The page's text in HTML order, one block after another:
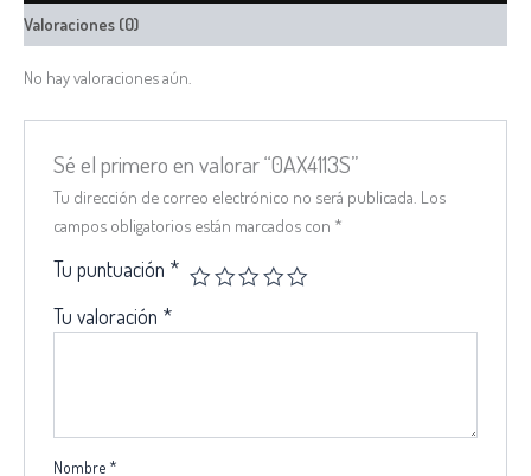
Valoraciones (0)
No hay valoraciones aún.
Sé el primero en valorar “0AX4113S”
Tu dirección de correo electrónico no será publicada. Los
campos obligatorios están marcados con *
Tu puntuación *
Tu valoración *
Nombre *